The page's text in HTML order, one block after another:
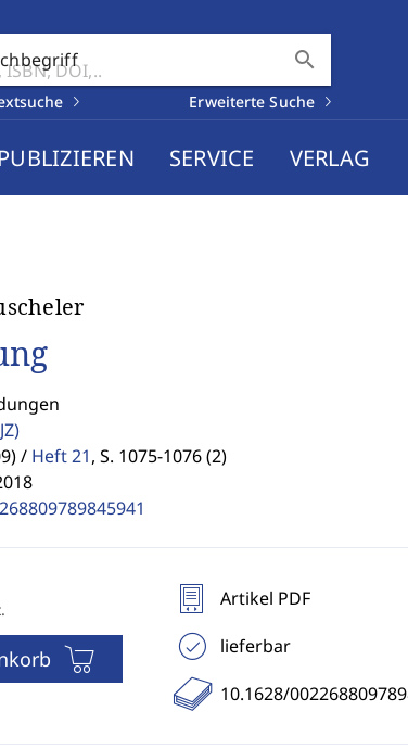
search
Erweiterte Suche
PUBLIZIEREN SERVICE VERLAG
/ Heft 21, S. 1075-1076 (2)
Artikel PDF
lieferbar
10.1628/